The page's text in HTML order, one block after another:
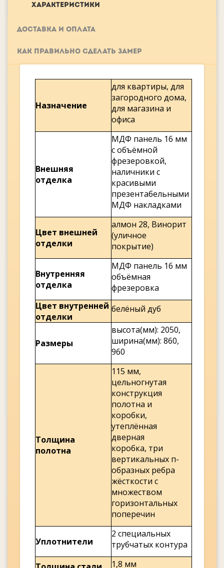
ХАРАКТЕРИСТИКИ
ДОСТАВКА И ОПЛАТА
КАК ПРАВИЛЬНО СДЕЛАТЬ ЗАМЕР
Назначение
для квартиры, для
загородного дома,
для магазина и
офиса
Внешняя
отделка
МДФ панель 16 мм
с объёмной
фрезеровкой,
наличники с
красивыми
презентабельными
МДФ накладками
Цвет внешней
отделки
алмон 28, Винорит
(уличное
покрытие)
Внутренняя
отделка
МДФ панель 16 мм
объёмная
фрезеровка
Цвет внутренней
отделки
белёный дуб
Размеры
высота(мм): 2050,
ширина(мм): 860,
960
Толщина
полотна
115 мм,
цельногнутая
конструкция
полотна и
коробки,
утеплённая
дверная
коробка, три
вертикальных п-
образных ребра
жёсткости с
множеством
горизонтальных
поперечин
Уплотнители
2 специальных
трубчатых контура
1,8 мм